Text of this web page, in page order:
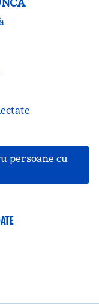
persoane cu